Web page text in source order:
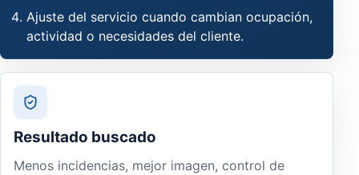
Ajuste del servicio cuando cambian ocupación,
actividad o necesidades del cliente.
Resultado buscado
Menos incidencias, mejor imagen, control de